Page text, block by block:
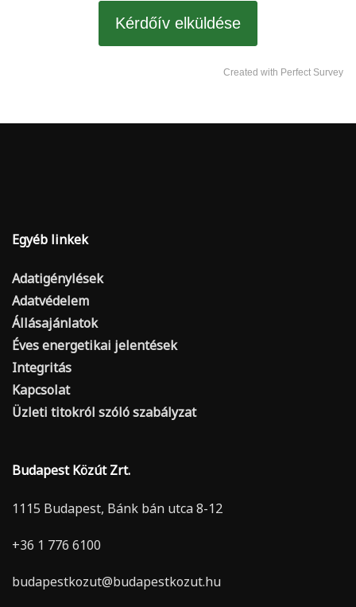
Kérdőív elküldése
Created with Perfect Survey
Egyéb linkek
Adatigénylések
Adatvédelem
Állásajánlatok
Éves energetikai jelentések
Integritás
Kapcsolat
Üzleti titokról szóló szabályzat
Budapest Közút Zrt.
1115 Budapest, Bánk bán utca 8-12
+36 1 776 6100
budapestkozut@budapestkozut.hu